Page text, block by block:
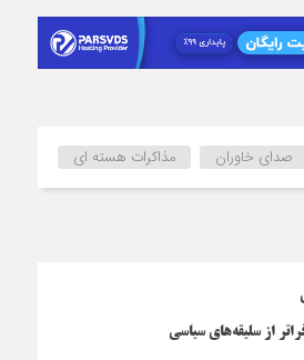
صدای خاوران مذاکرات هسته ای
از سلیقه‌های سیاسی